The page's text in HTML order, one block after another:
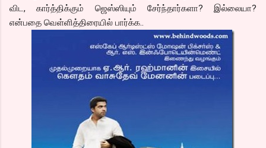
விட, கார்த்திக்கும் ஜெஸ்ஸியும் சேர்ந்தார்களா? இல்லையா?
என்பதை வெள்ளித்திரையில் பார்க்க..